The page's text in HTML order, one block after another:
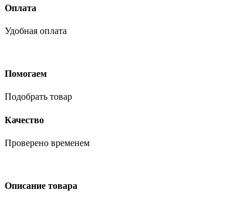
Оплата
Удобная оплата
Помогаем
Подобрать товар
Качество
Проверено временем
Описание товара